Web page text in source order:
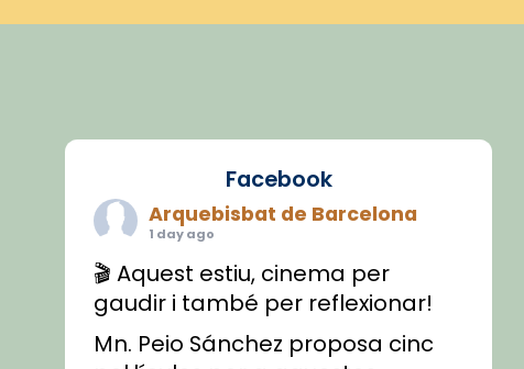
Facebook
Arquebisbat de Barcelona
1 day ago
🎬 Aquest estiu, cinema per
gaudir i també per reflexionar!
Mn. Peio Sánchez proposa cinc